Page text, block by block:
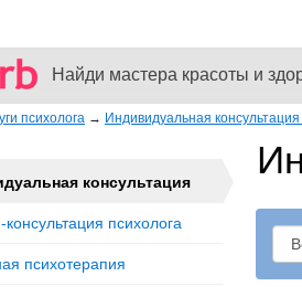
Найди мастера красоты и
психолога → Индивидуальная
консультация
психолога
психотерапия